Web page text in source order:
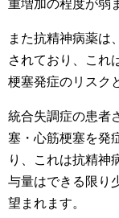
重増加の程度が弱
また抗精神病薬は
されており、これ
梗塞発症のリスク
統合失調症の患者
塞・心筋梗塞を発
り、これは抗精神
与量はできる限り
望まれます。